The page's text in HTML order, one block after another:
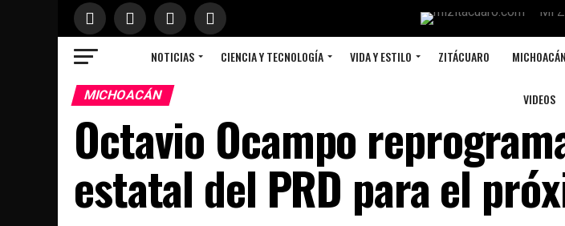
NOTICIAS CIENCIA Y TECNOLOGÍA VIDA Y ESTILO ZITÁCUARO MICHOACÁN
VIDEOS
MICHOACÁN
Octavio Ocampo
estatal del PRD para el